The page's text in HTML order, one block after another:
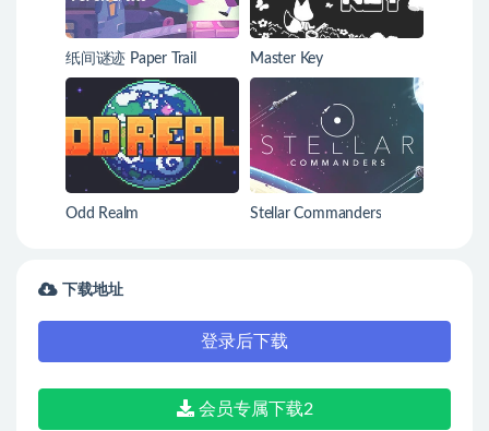
纸间谜迹 Paper Trail Master Key
Odd Realm Stellar Commanders
下载地址
登录后下载
会员专属下载2